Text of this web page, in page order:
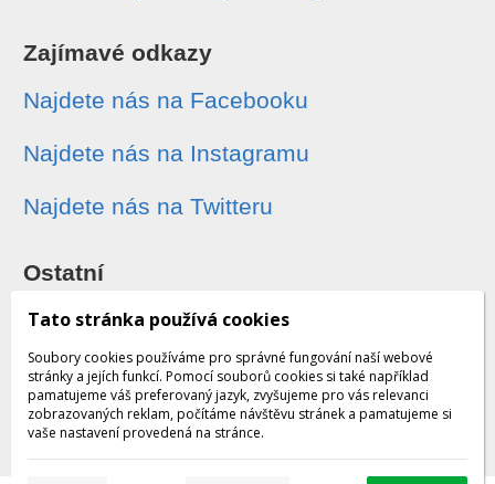
Zajímavé odkazy
Najdete nás na Facebooku
Najdete nás na Instagramu
Najdete nás na Twitteru
Ostatní
Sledování zásilek
Dárkové poukazy
Obchodní podmínky - archiv
Tato stránka používá cookies
Soubory cookies používáme pro správné fungování naší webové
stránky a jejích funkcí. Pomocí souborů cookies si také například
pamatujeme váš preferovaný jazyk, zvyšujeme pro vás relevanci
zobrazovaných reklam, počítáme návštěvu stránek a pamatujeme si
vaše nastavení provedená na stránce.